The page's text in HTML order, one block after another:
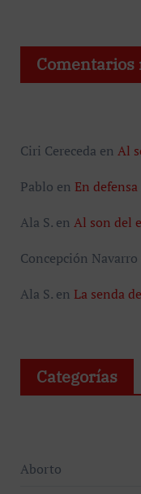
Comentarios
Ciri Cereceda en Al
Pablo en En
Ala S.en Al son del
Concepción Navarro
Ala S.en La senda
Categorías
Aborto